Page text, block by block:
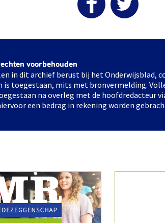
voorbehouden
in dit archief berust bij het Onderwijsblad,
is toegestaan, mits met bronvermelding.
na overleg met de hoofdredacteur
een bedrag in rekening worden